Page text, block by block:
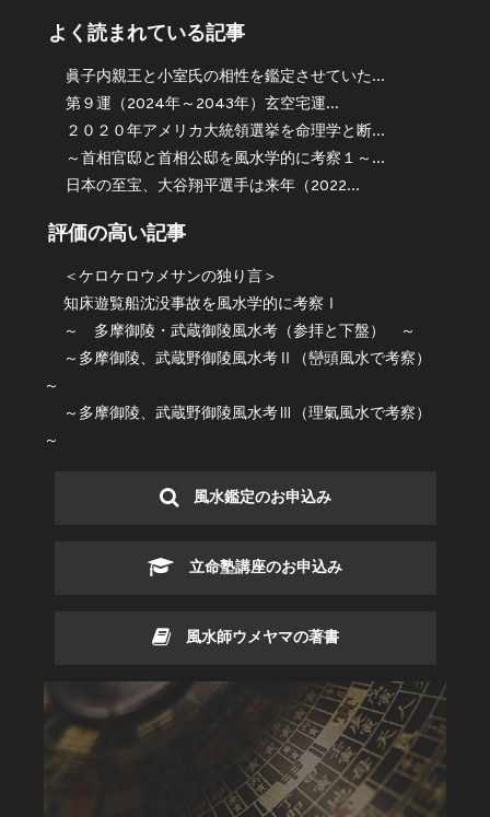
よく読まれている記事
眞子内親王と小室氏の相性を鑑定させていた...
第９運（2024年～2043年）玄空宅運...
２０２０年アメリカ大統領選挙を命理学と断...
～首相官邸と首相公邸を風水学的に考察１～...
日本の至宝、大谷翔平選手は来年（2022...
評価の高い記事
＜ケロケロウメサンの独り言＞
知床遊覧船沈没事故を風水学的に考察Ⅰ
～ 多摩御陵・武蔵御陵風水考（参拝と下盤） ～
～多摩御陵、武蔵野御陵風水考Ⅱ（巒頭風水で考察）
～
～多摩御陵、武蔵野御陵風水考Ⅲ（理氣風水で考察）
～
風水鑑定のお申込み
立命塾講座のお申込み
風水師ウメヤマの著書